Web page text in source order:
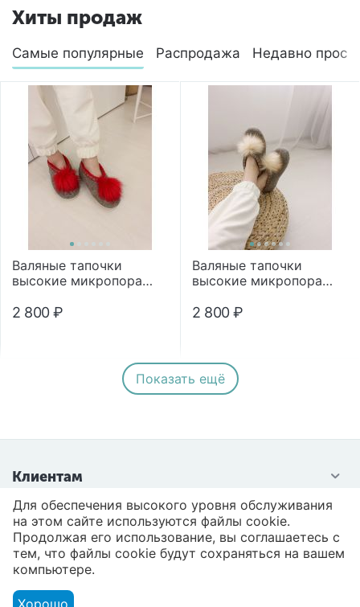
Хиты продаж
Самые популярные Распродажа Недавно
Валяные тапочки
высокие микропора
2 800 ₽
Валяные тапочки
высокие микропора
2 800 ₽
Показать ещё
Клиентам
Контакты
Для обеспечения высокого уровня обслуживания
на этом сайте используются файлы cookie.
Продолжая его использование, вы соглашаетесь с
тем, что файлы cookie будут сохраняться на вашем
компьютере.
Хорошо